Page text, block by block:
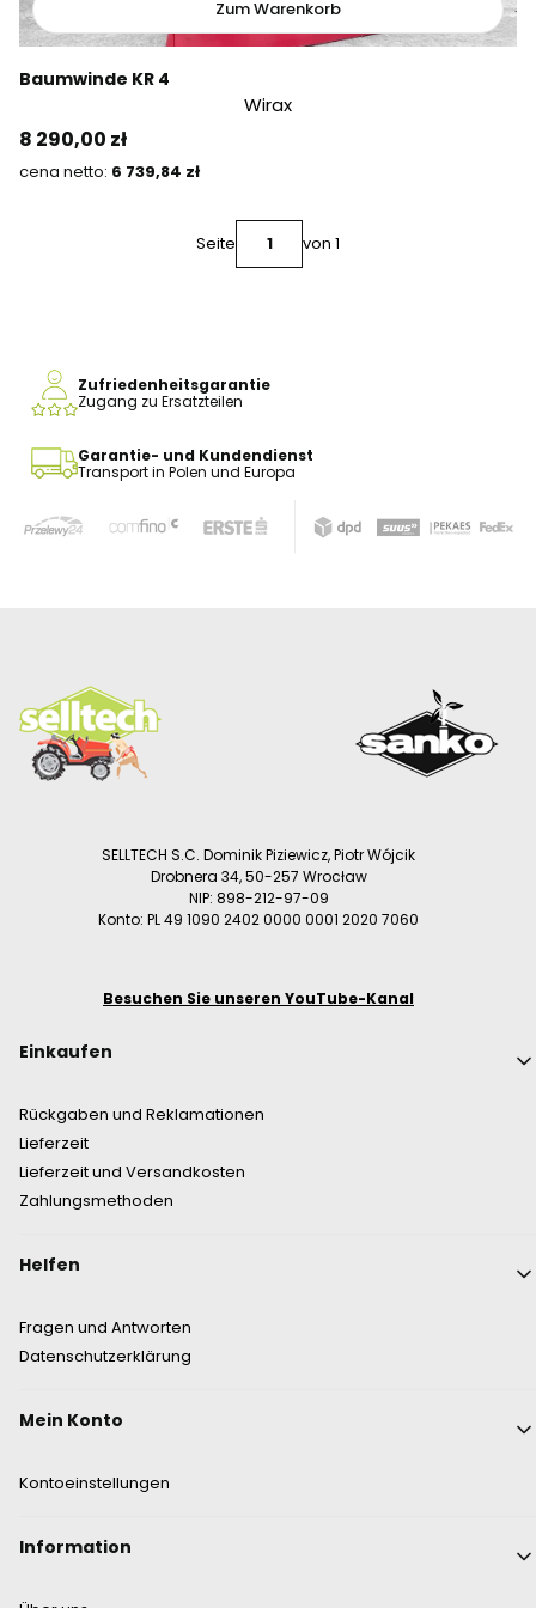
Zum Warenkorb
Baumwinde KR 4
Wirax
Preis
8 290,00 zł
Preis
6 739,84 zł
Seite von 1
Zufriedenheitsgarantie
Zugang zu Ersatzteilen
Garantie- und Kundendienst
Transport in Polen und Europa
SELLTECH S.C. Dominik Piziewicz, Piotr Wójcik
Drobnera 34, 50-257 Wrocław
NIP: 898-212-97-09
Konto: PL 49 1090 2402 0000 0001 2020 7060
Besuchen Sie unseren YouTube-Kanal
Fußzeilenmenü
Einkaufen
Rückgaben und Reklamationen
Lieferzeit
Lieferzeit und Versandkosten
Zahlungsmethoden
Helfen
Fragen und Antworten
Datenschutzerklärung
Mein Konto
Kontoeinstellungen
Information